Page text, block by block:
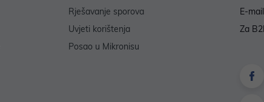
Rješavanje sporova
Uvjeti korištenja
Posao u Mikronisu
E-
Za